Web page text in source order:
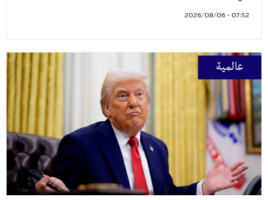
07:52 - 2026/08/06
عالمية